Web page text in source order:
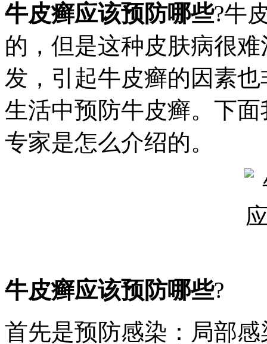
牛皮癣应该预防哪些?牛
的，但是这种皮肤病很
发，引起牛皮癣的因素
生活中预防牛皮癣。下
专家是怎么介绍的。
牛皮癣应该预防哪些?
首先是预防感染：局部